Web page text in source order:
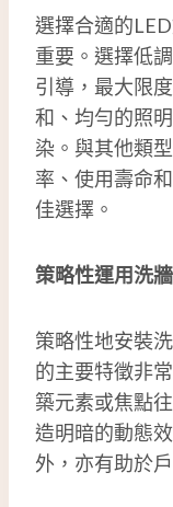
選擇合適的
重要。選擇低
引導，最大限
和、均勻的照
染。與其他類
率、使用壽命
佳選擇。
策略性運用洗
策略性地安裝
的主要特徵非
築元素或焦點
造明暗的動態
外，亦有助於